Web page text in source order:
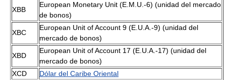
XBB
European Monetary Unit (E.M.U.-6) (unidad del mercado
de bonos)
XBC
European Unit of Account 9 (E.U.A.-9) (unidad del
mercado de bonos)
XBD
European Unit of Account 17 (E.U.A.-17) (unidad del
mercado de bonos)
XCD
Dólar del Caribe Oriental